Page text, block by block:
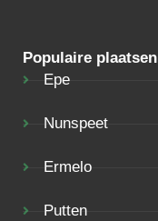
Populaire plaatsen
Epe
Nunspeet
Ermelo
Putten